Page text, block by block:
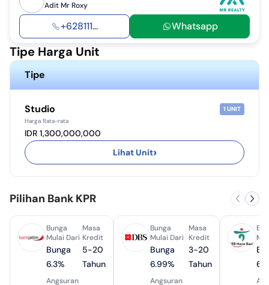
Adit Mr Roxy
+628111... Whatsapp
Tipe Harga Unit
Tipe
Studio 1 UNIT
Harga Rata-rata
IDR 1,300,000,000
Lihat Unit›
Pilihan Bank KPR
Bunga
Mulai Dari
Bunga
6.3%
Angsuran
Masa
Kredit
5-20
Tahun
Bunga
Mulai Dari
Bunga
6.99%
Angsuran
Masa
Kredit
3-20
Tahun